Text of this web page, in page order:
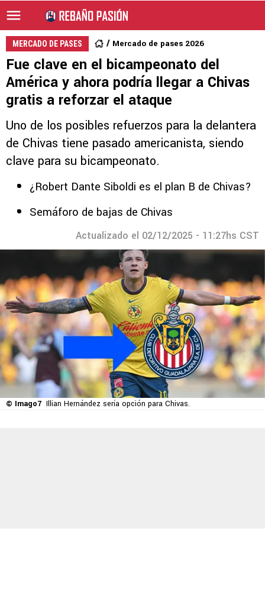
MERCADO DE PASES Mercado de pases 2026
Fue clave en el bicampeonato del
América y ahora podría llegar a Chivas
gratis a reforzar el ataque
Uno de los posibles refuerzos para la delantera
de Chivas tiene pasado americanista, siendo
clave para su bicampeonato.
¿Robert Dante Siboldi es el plan B de Chivas?
Semáforo de bajas de Chivas
Actualizado el 02/12/2025 - 11:27hs CST
© Imago7 Illian Hernández sería opción para Chivas.